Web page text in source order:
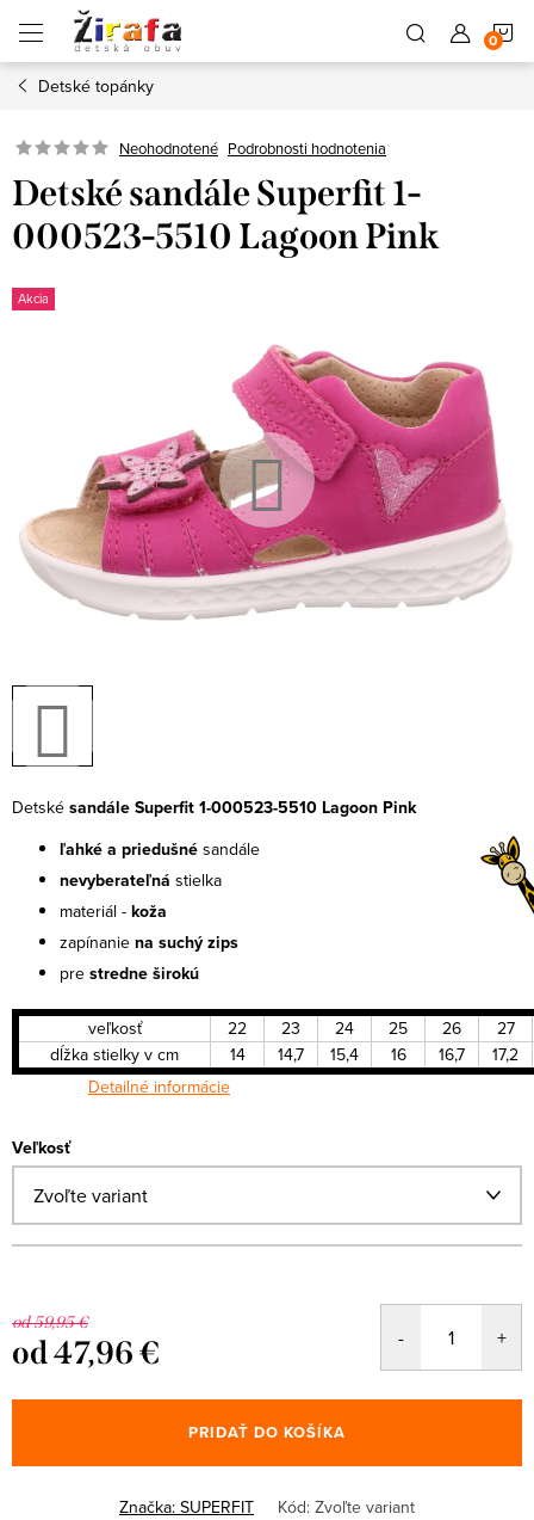
obsah
Detské topánky
Neohodnotené Podrobnosti hodnotenia
Detské sandále Superfit 1-
000523-5510 Lagoon Pink
Akcia
Detské sandále Superfit 1-000523-5510 Lagoon Pink
ľahké a priedušné sandále
nevyberateľná stielka
materiál - koža
zapínanie na suchý zips
pre stredne širokú
veľkosť 22 23 24 25 26
27
dĺžka stielky v cm
14 14,7 15,4 16 16,7
17,2
Detailné informácie
Veľkosť
od 59,95 €
od47,96 €
cena:
PRIDAŤ DO KOŠÍKA
Značka: SUPERFIT Kód: Zvoľte variant